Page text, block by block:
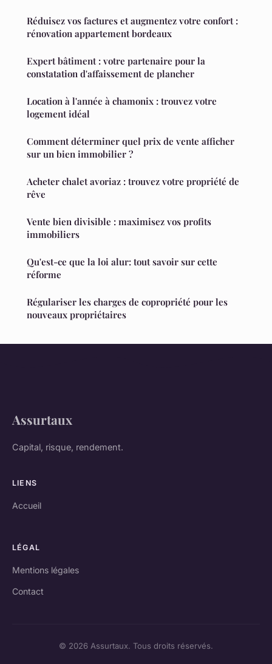
Réduisez vos factures et augmentez votre confort :
rénovation appartement bordeaux
Expert bâtiment : votre partenaire pour la
constatation d'affaissement de plancher
Location à l'année à chamonix : trouvez votre
logement idéal
Comment déterminer quel prix de vente afficher
sur un bien immobilier ?
Acheter chalet avoriaz : trouvez votre propriété de
rêve
Vente bien divisible : maximisez vos profits
immobiliers
Qu'est-ce que la loi alur: tout savoir sur cette
réforme
Régulariser les charges de copropriété pour les
nouveaux propriétaires
Assurtaux
Capital, risque, rendement.
LIENS
Accueil
LÉGAL
Mentions légales
Contact
© 2026 Assurtaux. Tous droits réservés.